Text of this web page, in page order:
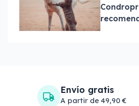
Envío gratis
A partir de 49,90 €